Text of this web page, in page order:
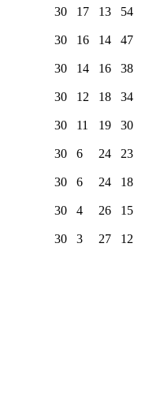
30 17 13 54
30 16 14 47
30 14 16 38
30 12 18 34
30 11 19 30
30 6 24 23
30 6 24 18
30 4 26 15
30 3 27 12